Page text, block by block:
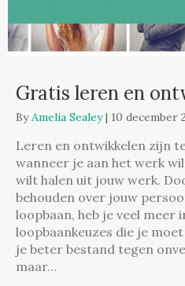
Gratis leren en
ByAmelia Sealey | 10 december
Leren en ontwikkelen zijn
wanneer je aan het werk
wilt halen uit jouw werk.
behouden over jouw
loopbaan, heb je veel meer
loopbaankeuzes die je
je beter bestand tegen
maar…